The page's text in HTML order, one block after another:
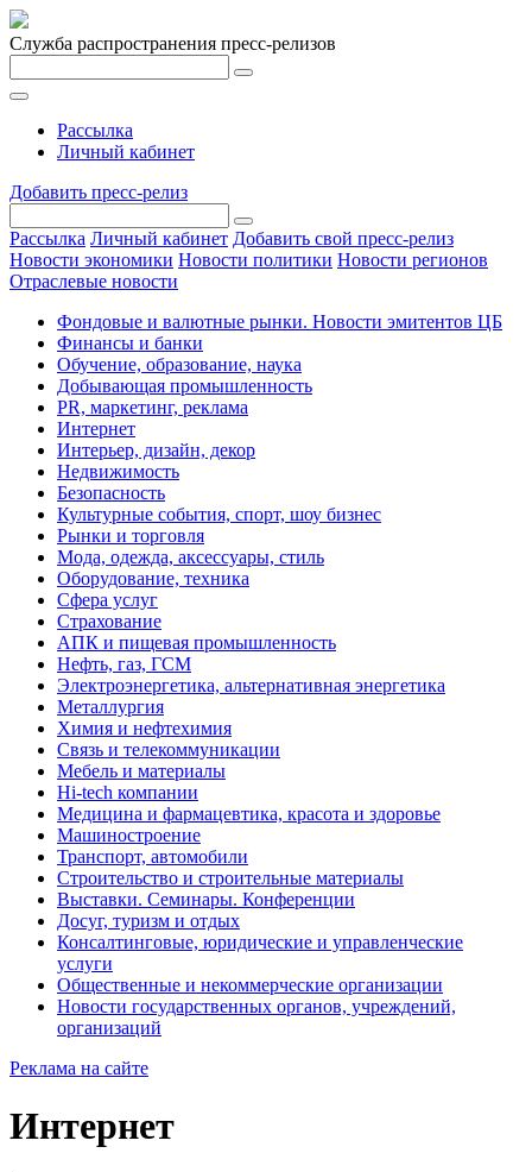
Служба распространения пресс-релизов
Рассылка
Личный кабинет
Добавить пресс-релиз
Рассылка Личный кабинет Добавить свой пресс-релиз
Новости экономики Новости политики Новости регионов
Отраслевые новости
Фондовые и валютные рынки. Новости эмитентов ЦБ
Финансы и банки
Обучение, образование, наука
Добывающая промышленность
PR, маркетинг, реклама
Интернет
Интерьер, дизайн, декор
Недвижимость
Безопасность
Культурные события, спорт, шоу бизнес
Рынки и торговля
Мода, одежда, аксессуары, стиль
Оборудование, техника
Сфера услуг
Страхование
АПК и пищевая промышленность
Нефть, газ, ГСМ
Электроэнергетика, альтернативная энергетика
Металлургия
Химия и нефтехимия
Связь и телекоммуникации
Мебель и материалы
Hi-tech компании
Медицина и фармацевтика, красота и здоровье
Машиностроение
Транспорт, автомобили
Строительство и строительные материалы
Выставки. Семинары. Конференции
Досуг, туризм и отдых
Консалтинговые, юридические и управленческие
услуги
Общественные и некоммерческие организации
Новости государственных органов, учреждений,
организаций
Реклама на сайте
Интернет